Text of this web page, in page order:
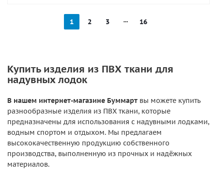
1 2 3 16
Купить изделия из ПВХ ткани для
надувных лодок
В нашем интернет-магазине Буммарт вы можете купить
разнообразные изделия из ПВХ ткани, которые
предназначены для использования с надувными лодками,
водным спортом и отдыхом. Мы предлагаем
высококачественную продукцию собственного
производства, выполненную из прочных и надёжных
материалов.